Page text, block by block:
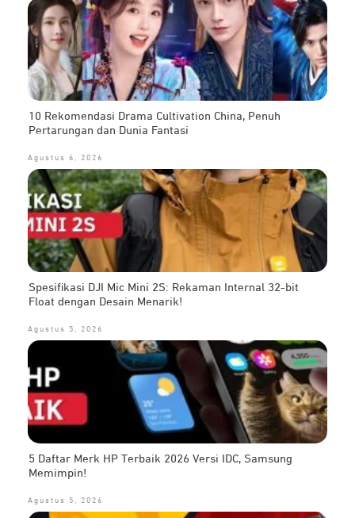
10 Rekomendasi Drama Cultivation China, Penuh
Pertarungan dan Dunia Fantasi
Agustus 6, 2026
Spesifikasi DJI Mic Mini 2S: Rekaman Internal 32-bit
Float dengan Desain Menarik!
Agustus 5, 2026
5 Daftar Merk HP Terbaik 2026 Versi IDC, Samsung
Memimpin!
Agustus 5, 2026